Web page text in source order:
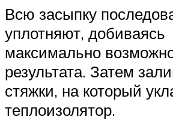
Всю засыпку
уплотняют, добиваясь
максимально
результата. Затем
стяжки, на который
теплоизолятор.